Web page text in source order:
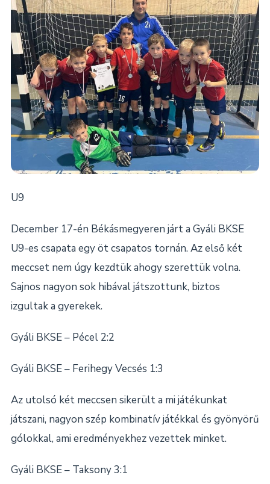
U9
December 17-én Békásmegyeren járt a Gyáli BKSE
U9-es csapata egy öt csapatos tornán. Az első két
meccset nem úgy kezdtük ahogy szerettük volna.
Sajnos nagyon sok hibával játszottunk, biztos
izgultak a gyerekek.
Gyáli BKSE – Pécel 2:2
Gyáli BKSE – Ferihegy Vecsés 1:3
Az utolsó két meccsen sikerült a mi játékunkat
játszani, nagyon szép kombinatív játékkal és gyönyörű
gólokkal, ami eredményekhez vezettek minket.
Gyáli BKSE – Taksony 3:1